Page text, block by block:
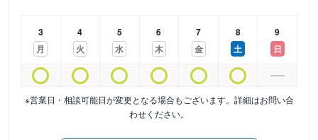
3
月
4
火
5
水
6
木
7
金
8
土
9
日
※営業日・相談可能日が変更となる場合もございます。詳細はお問い合
わせください。